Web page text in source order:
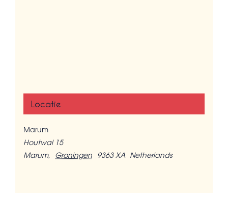
Locatie
Marum
Houtwal 15
Marum, Groningen 9363 XA Netherlands